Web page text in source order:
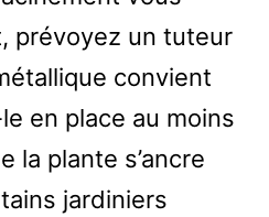
prévoyez un tuteur
convient
en place au moins
la plante s’ancre
jardiniers